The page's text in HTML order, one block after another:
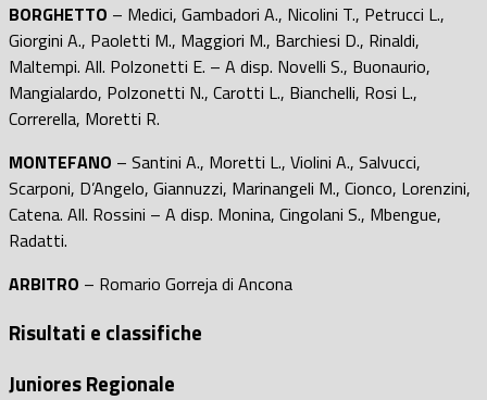
BORGHETTO – Medici, Gambadori A., Nicolini T., Petrucci L.,
Giorgini A., Paoletti M., Maggiori M., Barchiesi D., Rinaldi,
Maltempi. All. Polzonetti E. – A disp. Novelli S., Buonaurio,
Mangialardo, Polzonetti N., Carotti L., Bianchelli, Rosi L.,
Correrella, Moretti R.
MONTEFANO – Santini A., Moretti L., Violini A., Salvucci,
Scarponi, D’Angelo, Giannuzzi, Marinangeli M., Cionco, Lorenzini,
Catena. All. Rossini – A disp. Monina, Cingolani S., Mbengue,
Radatti.
ARBITRO – Romario Gorreja di Ancona
Risultati e classifiche
Juniores Regionale